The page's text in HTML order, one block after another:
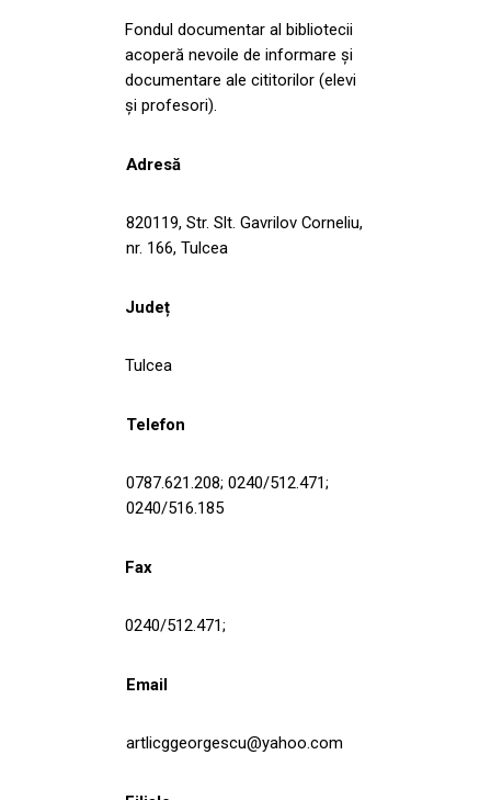
Fondul documentar al bibliotecii
acoperă nevoile de informare și
documentare ale cititorilor (elevi
și profesori).
Adresă
820119, Str. Slt. Gavrilov Corneliu,
nr. 166, Tulcea
Județ
Tulcea
Telefon
0787.621.208; 0240/512.471;
0240/516.185
Fax
0240/512.471;
Email
artlicggeorgescu@yahoo.com